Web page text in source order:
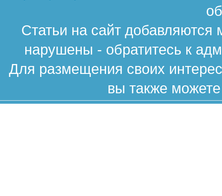
Статьи на сайт
нарушены - обратитесь к
Для размещения своих
вы также